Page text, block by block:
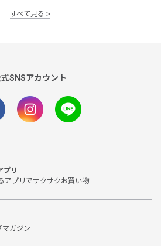
すべて見る
式SNSアカウント
プリ
アプリでサクサクお買い物
マガジン